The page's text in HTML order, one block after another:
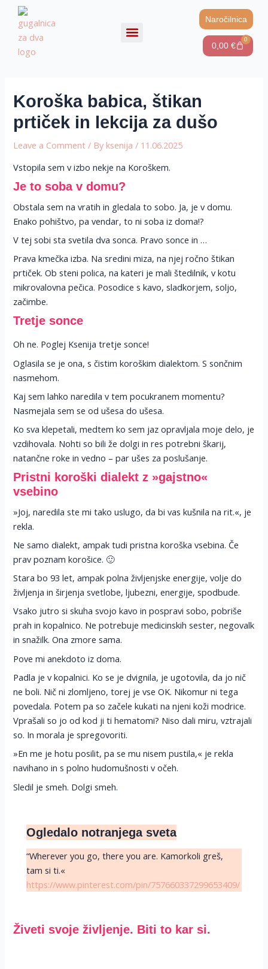
content
Naročilnica
0,00 €
0
Cart
Koroška babica, štikan
prtiček in lekcija za dušo
Leave a Comment / By ksenija/ 11.06.2025
Vstopila sem v izbo nekje na Koroškem.
Je to soba v domu?
Obstala sem na vratih in gledala to sobo. Ja, je v domu.
Enako pohištvo, pa vendar, to ni soba iz doma!?
V tej sobi sta svetila dva sonca. Pravo sonce in …
Prava kmečka izba. Na sredini miza, na njej ročno štikan
prtiček. Ob steni polica, na kateri je mali štedilnik, v kotu
mikrovalovna pečica. Posodice s kavo, sladkorjem, soljo,
začimbe.
Tretje sonce
Oh ne. Poglej Ksenija tretje sonce!
Oglasila se je ona, s čistim koroškim dialektom. S sončnim
nasmehom.
Kaj sem lahko naredila v tem pocukranem momentu?
Nasmejala sem se od ušesa do ušesa.
Ko sva klepetali, medtem ko sem jaz opravljala moje delo, je
vzdihovala. Nohti so bili že dolgi in res potrebni škarij,
natančne roke in vedno – par ušes za poslušanje.
Pristni koroški dialekt z »gajstno«
vsebino
»Joj, naredila ste mi tako uslugo, da bi vas kušnila na rit.«, je
rekla.
Ne samo dialekt, ampak tudi pristna koroška vsebina. Če
prav poznam korošice. 🙂
Stara bo 93 let, ampak polna življenjske energije, volje do
življenja in širjenja svetlobe, ljubezni, energije, spodbude.
Vsako jutro si skuha svojo kavo in pospravi sobo, pobriše
prah in kopalnico. Ne potrebuje medicinskih sester, negovalk
in snažilk. Ona zmore sama.
Pove mi anekdoto iz doma.
Padla je v kopalnici. Ko se je dvignila, je ugotovila, da jo nič
ne boli. Nič ni zlomljeno, torej je vse OK. Nikomur ni tega
povedala. Potem pa so začele kukati na njeni koži modrice.
Vprašali so jo od kod ji ti hematomi? Niso dali miru, vztrajali
so. In morala je spregovoriti.
»En me je hotu posilit, pa se mu nisem pustila,« je rekla
navihano in s polno hudomušnosti v očeh.
Sledil je smeh. Dolgi smeh.
Ogledalo notranjega sveta
“Wherever you go, there you are. Kamorkoli greš,
tam si ti.«
https://www.pinterest.com/pin/757660337299653409/
Živeti svoje življenje. Biti to kar si.
Post
navigation